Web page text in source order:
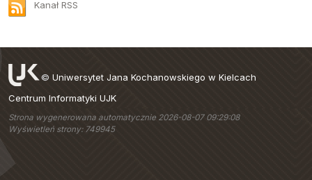
Kanał RSS
© Uniwersytet Jana Kochanowskiego w Kielcach
Centrum Informatyki UJK
Strona wygenerowana automatycznie 2026-08-07 09:29:08
Wyświetleń strony: 749945